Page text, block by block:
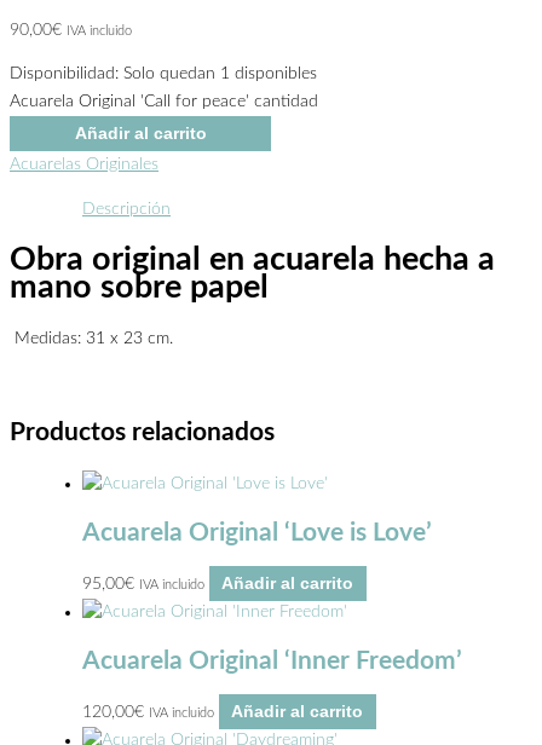
90,00€ IVA incluido
Disponibilidad: Solo quedan 1 disponibles
Acuarela Original 'Call for peace' cantidad
Añadir al carrito
Acuarelas Originales
Descripción
Obra original en acuarela hecha a
mano sobre papel
Medidas: 31 x 23 cm.
Productos relacionados
Acuarela Original ‘Love is Love’
95,00€ IVA incluido Añadir al carrito
Acuarela Original ‘Inner Freedom’
120,00€ IVA incluido Añadir al carrito